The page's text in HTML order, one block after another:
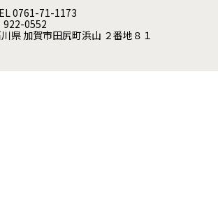
0761-71-1173
922-0552
県 加賀市田尻町浜山 ２番地８１